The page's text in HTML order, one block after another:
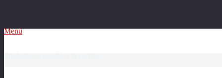
Menú